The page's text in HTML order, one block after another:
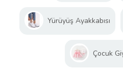
Yürüyüş Ayakkabısı
Çocuk